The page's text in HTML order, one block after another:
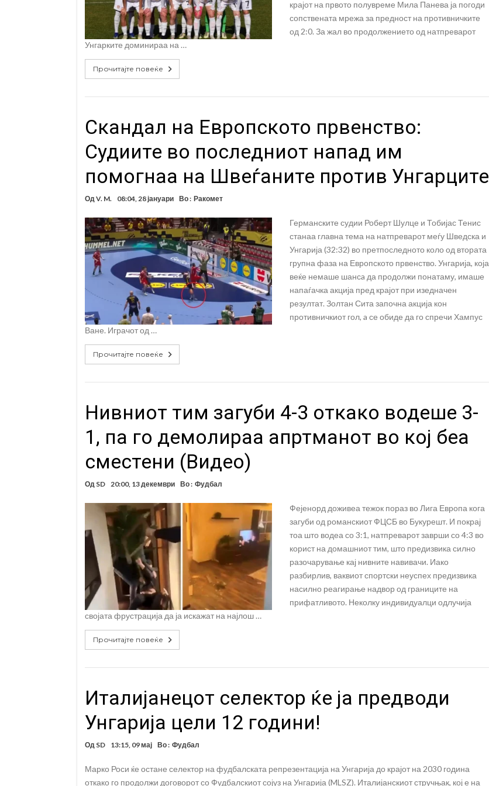
крајот на првото полувреме Мила Панева ја погоди
сопствената мрежа за предност на противничките
од 2:0. За жал во продолжението од натпреварот
Унгарките доминираа на …
Прочитајте повеќе
Скандал на Европското првенство:
Судиите во последниот напад им
помогнаа на Швеѓаните против Унгарците
Од V. M. 08:04, 28 јануари Во : Ракомет
Германските судии Роберт Шулце и Тобијас Тенис
станаа главна тема на натпреварот меѓу Шведска и
Унгарија (32:32) во претпоследното коло од втората
групна фаза на Европското првенство. Унгарија, која
веќе немаше шансa да продолжи понатаму, имаше
напаѓачка акција пред крајот при изедначен
резултат. Золтан Сита започна акција кон
противничкиот гол, a се обиде да го спречи Хампус
Ване. Играчот од …
Прочитајте повеќе
Нивниот тим загуби 4-3 откако водеше 3-
1, па го демолираа апртманот во кој беа
сместени (Видео)
Од SD 20:00, 13 декември Во : Фудбал
Фејенорд доживеа тежок пораз во Лига Европа кога
загуби од романскиот ФЦСБ во Букурешт. И покрај
тоа што водеа со 3:1, натпреварот заврши со 4:3 во
корист на домашниот тим, што предизвика силно
разочарување кај нивните навивачи. Иако
разбирлив, ваквиот спортски неуспех предизвика
насилно реагирање надвор од границите на
прифатливото. Неколку индивидуалци одлучија
својата фрустрација да ја искажат на најлош …
Прочитајте повеќе
Италијанецот селектор ќе ја предводи
Унгарија цели 12 години!
Од SD 13:15, 09 мај Во : Фудбал
Марко Роси ќе остане селектор на фудбалската репрезентација на Унгарија до крајот на 2030 година
откако го продолжи договорот со Фудбалскиот сојуз на Унгарија (MLSZ). Италијанскиот стручњак, кој е на